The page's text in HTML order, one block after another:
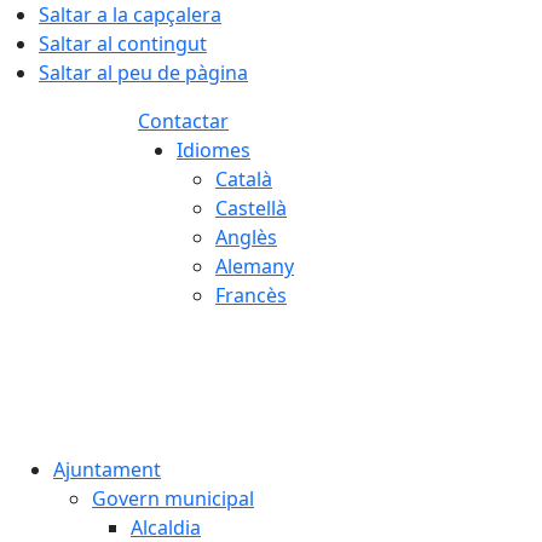
Saltar a la capçalera
Saltar al contingut
Saltar al peu de pàgina
Contactar
Idiomes
Català
Castellà
Anglès
Alemany
Francès
Ajuntament
Govern municipal
Alcaldia